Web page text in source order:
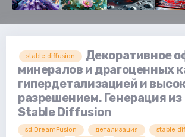
stable diffusion
Декоративное
минералов и драгоценных
гипердетализацией и
разрешением. Генерация
Stable Diffusion
sd.DreamFusion детализация
stable